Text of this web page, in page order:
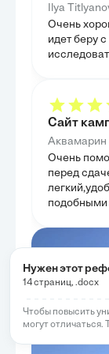
отношений.
«Оправдания
оснований
потенциал. Таким
философия
объясняя их
Ilya
Очень
идет беру
Сайт
Очень
перед
подобными
Нужен этот
14 страниц, .docx
Чтобы повысить
могут отличаться.